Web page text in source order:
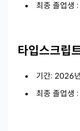
최종 졸업생
타입스크립
기간: 2026
최종 졸업생